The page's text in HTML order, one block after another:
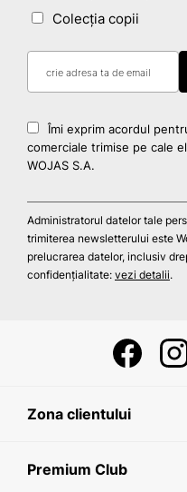
Colecția copii
Îmi exprim acordul
comerciale trimise pe cale
WOJAS S.A.
Administratorul datelor tale
trimiterea newsletterului este
prelucrarea datelor, inclusiv
confidențialitate: vezi detalii.
Zona clientului
Premium Club